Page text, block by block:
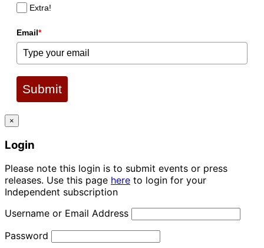
Extra!
Email*
Submit
×
Login
Please note this login is to submit events or press
releases. Use this page here to login for your
Independent subscription
Username or Email Address
Password